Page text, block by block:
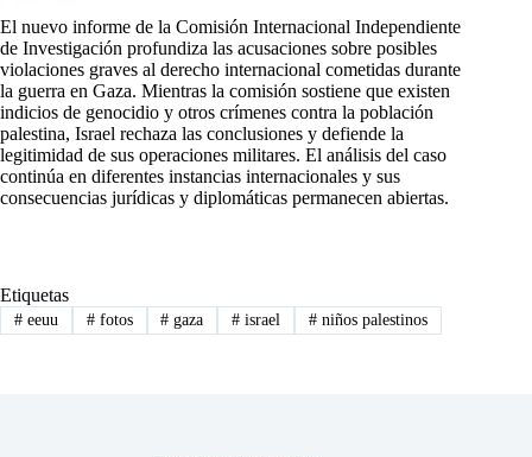
El nuevo informe de la Comisión Internacional Independiente
de Investigación profundiza las acusaciones sobre posibles
violaciones graves al derecho internacional cometidas durante
la guerra en Gaza. Mientras la comisión sostiene que existen
indicios de genocidio y otros crímenes contra la población
palestina, Israel rechaza las conclusiones y defiende la
legitimidad de sus operaciones militares. El análisis del caso
continúa en diferentes instancias internacionales y sus
consecuencias jurídicas y diplomáticas permanecen abiertas.
Etiquetas
#eeuu #fotos # gaza # israel # niños palestinos